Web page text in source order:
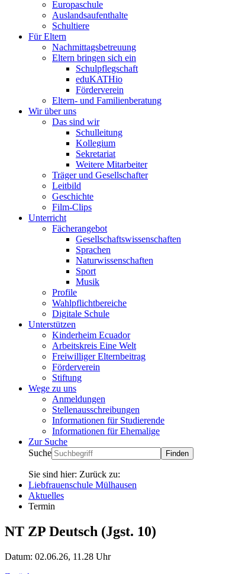
Europaschule
Auslandsaufenthalte
Schultiere
Für Eltern
Nachmittagsbetreuung
Eltern bringen sich ein
Schulpflegschaft
eduKATHio
Förderverein
Eltern- und Familienberatung
Wir über uns
Das sind wir
Schulleitung
Kollegium
Sekretariat
Weitere Mitarbeiter
Träger und Gesellschafter
Leitbild
Geschichte
Film-Clips
Unterricht
Fächerangebot
Gesellschaftswissenschaften
Sprachen
Naturwissenschaften
Sport
Musik
Profile
Wahlpflichtbereiche
Digitale Schule
Unterstützen
Kinderheim Ecuador
Arbeitskreis Eine Welt
Freiwilliger Elternbeitrag
Förderverein
Stiftung
Wege zu uns
Anmeldungen
Stellenausschreibungen
Informationen für Studierende
Informationen für Ehemalige
Zur Suche
Suche
Sie sind hier: Zurück zu:
Liebfrauenschule Mülhausen
Aktuelles
Termin
NT ZP Deutsch (Jgst. 10)
Datum: 02.06.26, 11.28 Uhr